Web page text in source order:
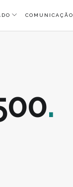
COMUNICAÇÃO